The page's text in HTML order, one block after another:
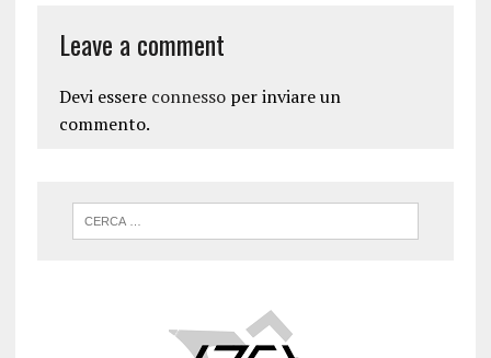
Leave a comment
Devi essere connessoper inviare un
commento.